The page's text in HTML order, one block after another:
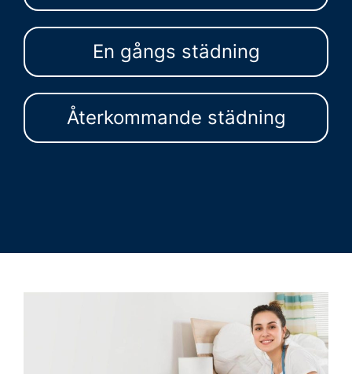
En gångs städning
Återkommande städning